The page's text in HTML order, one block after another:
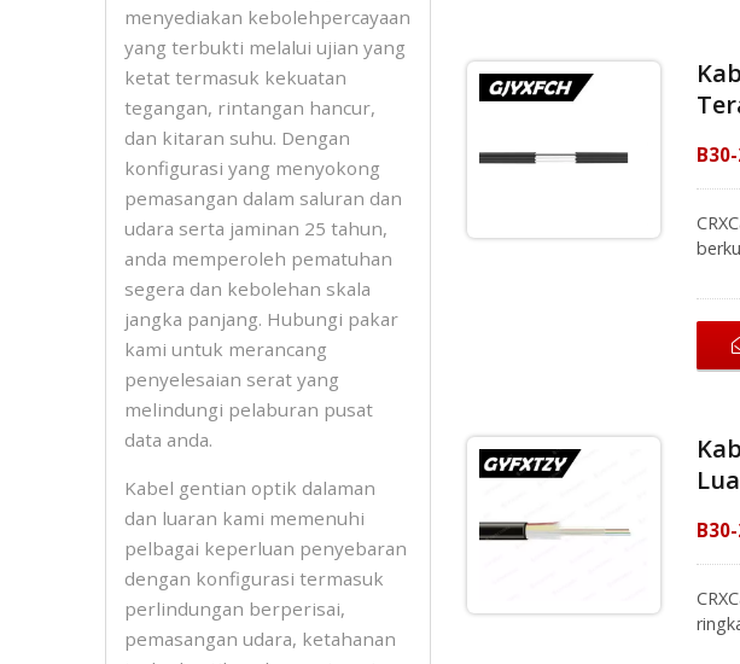
menyediakan kebolehpercayaan
yang terbukti melalui ujian yang
ketat termasuk kekuatan
tegangan, rintangan hancur,
dan kitaran suhu. Dengan
konfigurasi yang menyokong
pemasangan dalam saluran dan
udara serta jaminan 25 tahun,
anda memperoleh pematuhan
segera dan kebolehan skala
jangka panjang. Hubungi pakar
kami untuk merancang
penyelesaian serat yang
melindungi pelaburan pusat
data anda.
Kabel gentian optik dalaman
dan luaran kami memenuhi
pelbagai keperluan penyebaran
dengan konfigurasi termasuk
perlindungan berperisai,
pemasangan udara, ketahanan